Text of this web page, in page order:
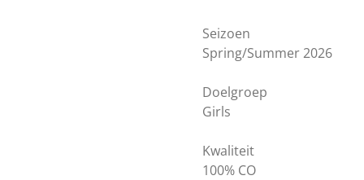
Seizoen
Spring/Summer 2026
Doelgroep
Girls
Kwaliteit
100% CO